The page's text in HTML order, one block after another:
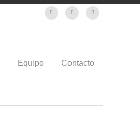
Equipo Contacto